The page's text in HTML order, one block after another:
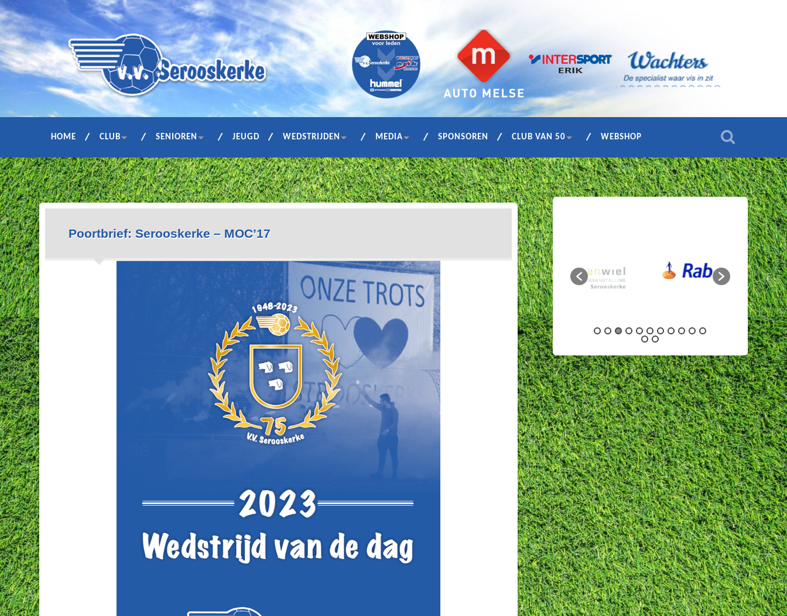
HOME CLUB SENIOREN JEUGD WEDSTRIJDEN MEDIA SPONSOREN CLUB VAN 50 WEBSHOP
Poortbrief: Serooskerke – MOC’17